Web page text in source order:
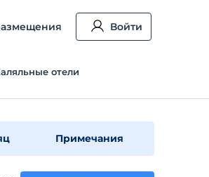
Войти
отели
Примечания